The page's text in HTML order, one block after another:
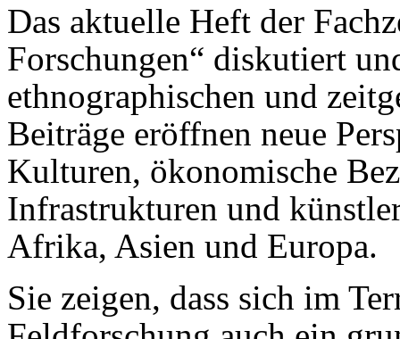
Das aktuelle Heft der
Forschungen“ diskutiert
ethnographischen und
Beiträge eröffnen neue
Kulturen, ökonomische
Infrastrukturen und
Afrika, Asien und Europa.
Sie zeigen, dass sich im